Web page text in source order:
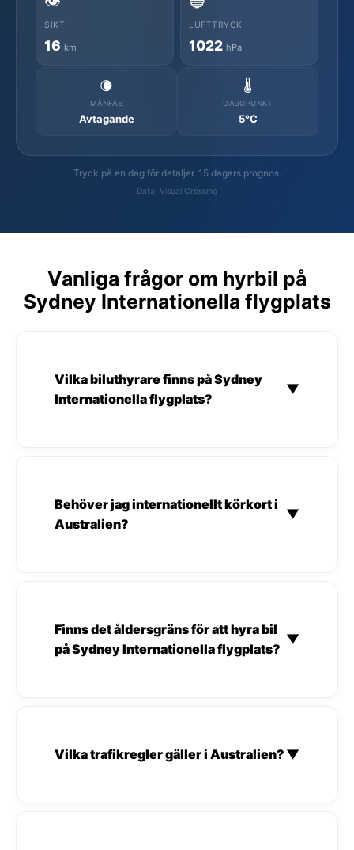
SIKT
16 km
LUFTTRYCK
1022 hPa
🌘
MÅNFAS
Avtagande
🌡️
DAGGPUNKT
5°C
Tryck på en dag för detaljer. 15 dagars prognos.
Data: Visual Crossing
Vanliga frågor om hyrbil på
Sydney Internationella flygplats
Vilka biluthyrare finns på Sydney
Internationella flygplats?
▼
Behöver jag internationellt körkort i
Australien?
▼
Finns det åldersgräns för att hyra bil
på Sydney Internationella flygplats?
▼
Vilka trafikregler gäller i Australien? ▼